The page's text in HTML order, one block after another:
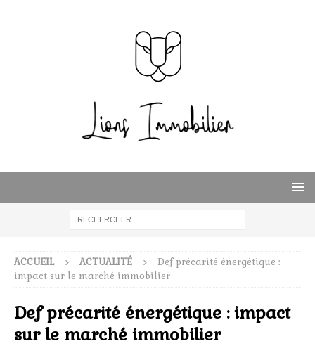
ACCUEIL ACTUALITÉ
Def précarité énergétique :
impact sur le marché immobilier
Def précarité énergétique : impact
sur le marché immobilier